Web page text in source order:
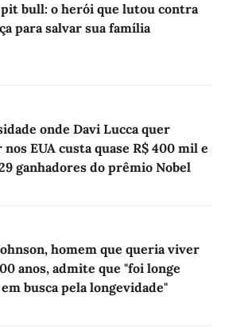
pit bull: o herói que lutou contra
para salvar sua família
onde Davi Lucca quer
EUA custa quase R$ 400 mil e
ganhadores do prêmio Nobel
homem que queria viver
anos, admite que "foi longe
busca pela longevidade"